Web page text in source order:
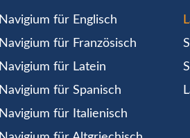
Navigium für Englisch
Navigium für Französisch
Navigium für Latein
Navigium für Spanisch
Navigium für Italienisch